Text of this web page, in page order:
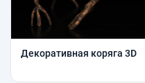
Декоративная коряга 3D